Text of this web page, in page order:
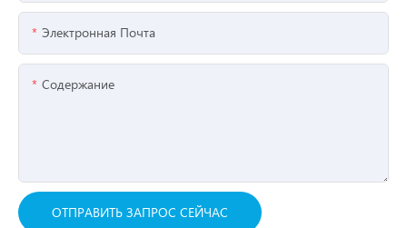
Электронная Почта
Содержание
ОТПРАВИТЬ ЗАПРОС СЕЙЧАС